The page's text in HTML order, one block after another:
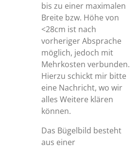
bis zu einer maximalen
Breite bzw. Höhe von
<28cm ist nach
vorheriger Absprache
möglich, jedoch mit
Mehrkosten verbunden.
Hierzu schickt mir bitte
eine Nachricht, wo wir
alles Weitere klären
können.
Das Bügelbild besteht
aus einer